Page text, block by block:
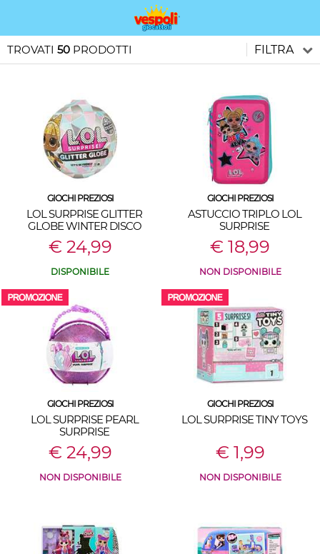
TROVATI 50 PRODOTTI FILTRA
GIOCHI PREZIOSI
LOL SURPRISE GLITTER
GLOBE WINTER DISCO
€ 24,99
DISPONIBILE
GIOCHI PREZIOSI
ASTUCCIO TRIPLO LOL
SURPRISE
€ 18,99
NON DISPONIBILE
GIOCHI PREZIOSI
LOL SURPRISE PEARL
SURPRISE
€ 24,99
NON DISPONIBILE
GIOCHI PREZIOSI
LOL SURPRISE TINY TOYS
€ 1,99
NON DISPONIBILE